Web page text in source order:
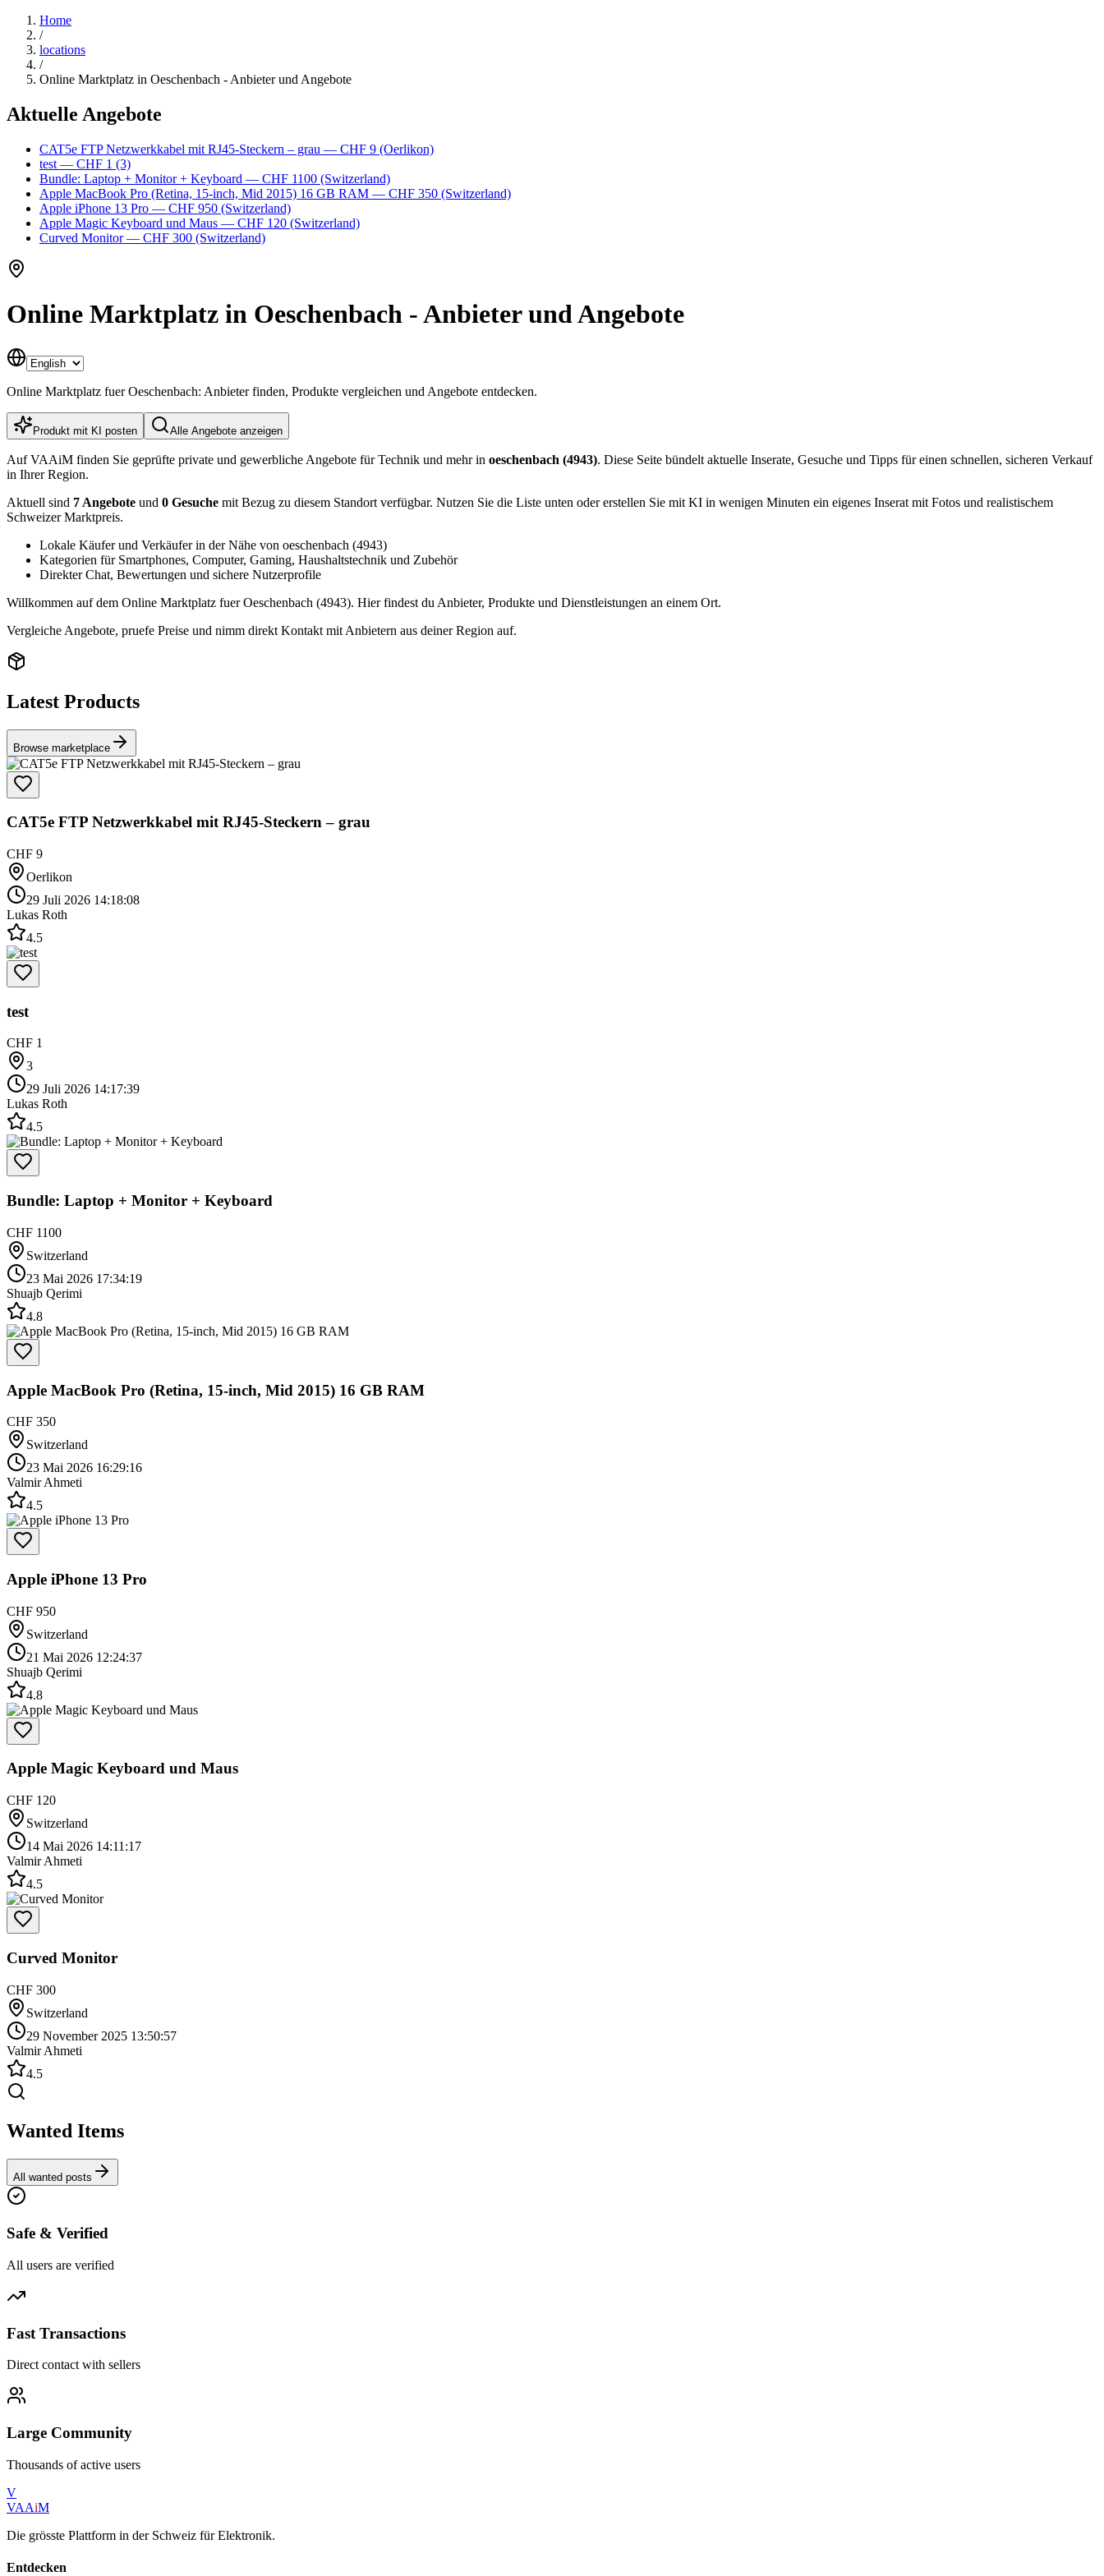
Home
/
locations
/
Online Marktplatz in Oeschenbach - Anbieter und Angebote
Aktuelle Angebote
CAT5e FTP Netzwerkkabel mit RJ45-Steckern – grau — CHF 9 (Oerlikon)
test — CHF 1 (3)
Bundle: Laptop + Monitor + Keyboard — CHF 1100 (Switzerland)
Apple MacBook Pro (Retina, 15-inch, Mid 2015) 16 GB RAM — CHF 350 (Switzerland)
Apple iPhone 13 Pro — CHF 950 (Switzerland)
Apple Magic Keyboard und Maus — CHF 120 (Switzerland)
Curved Monitor— CHF 300 (Switzerland)
Online Marktplatz in Oeschenbach - Anbieter und Angebote
Online Marktplatz fuer Oeschenbach: Anbieter finden, Produkte vergleichen und Angebote entdecken.
Produkt mit KI posten Alle Angebote anzeigen
Auf VAAiM finden Sie geprüfte private und gewerbliche Angebote für Technik und mehr in oeschenbach (4943). Diese Seite bündelt aktuelle Inserate, Gesuche und Tipps für einen schnellen, sicheren Verkauf
in Ihrer Region.
Aktuell sind 7 Angebote und 0 Gesuche mit Bezug zu diesem Standort verfügbar. Nutzen Sie die Liste unten oder erstellen Sie mit KI in wenigen Minuten ein eigenes Inserat mit Fotos und realistischem
Schweizer Marktpreis.
Lokale Käufer und Verkäufer in der Nähe von oeschenbach (4943)
Kategorien für Smartphones, Computer, Gaming, Haushaltstechnik und Zubehör
Direkter Chat, Bewertungen und sichere Nutzerprofile
Willkommen auf dem Online Marktplatz fuer Oeschenbach (4943). Hier findest du Anbieter, Produkte und Dienstleistungen an einem Ort.
Vergleiche Angebote, pruefe Preise und nimm direkt Kontakt mit Anbietern aus deiner Region auf.
Latest Products
Browse marketplace
CAT5e FTP Netzwerkkabel mit RJ45-Steckern – grau
CHF 9
Oerlikon
29 Juli 2026 14:18:08
Lukas Roth
4.5
test
CHF 1
3
29 Juli 2026 14:17:39
Lukas Roth
4.5
Bundle: Laptop + Monitor + Keyboard
CHF 1100
Switzerland
23 Mai 2026 17:34:19
Shuajb Qerimi
4.8
Apple MacBook Pro (Retina, 15-inch, Mid 2015) 16 GB RAM
CHF 350
Switzerland
23 Mai 2026 16:29:16
Valmir Ahmeti
4.5
Apple iPhone 13 Pro
CHF 950
Switzerland
21 Mai 2026 12:24:37
Shuajb Qerimi
4.8
Apple Magic Keyboard und Maus
CHF 120
Switzerland
14 Mai 2026 14:11:17
Valmir Ahmeti
4.5
Curved Monitor
CHF 300
Switzerland
29 November 2025 13:50:57
Valmir Ahmeti
4.5
Wanted Items
All wanted posts
Safe & Verified
All users are verified
Fast Transactions
Direct contact with sellers
Large Community
Thousands of active users
V
VAAiM
Die grösste Plattform in der Schweiz für Elektronik.
Entdecken